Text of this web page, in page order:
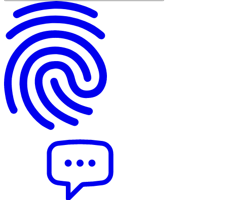
Muşta Taşımanın Türkiye'deki Hukuki Durumu
Muşta Kullanmanın Sosyal ve Psikolojik Etkileri
Savunma Sporlarının Eğitimine Yönelme
Toplumsal Farkındalık ve Eğitim Programları